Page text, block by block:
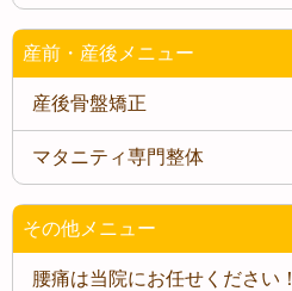
産前・産後メニュー
産後骨盤矯正
マタニティ専門整体
その他メニュー
腰痛は当院にお任せください！